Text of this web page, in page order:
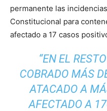
permanente las
Constitucional para
afectado a 17 casos
“EN EL
COBRADO MÁS
ATACADO A
AFECTADO A